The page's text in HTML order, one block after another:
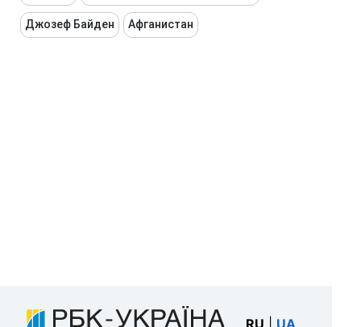
Джозеф Байден Афганистан